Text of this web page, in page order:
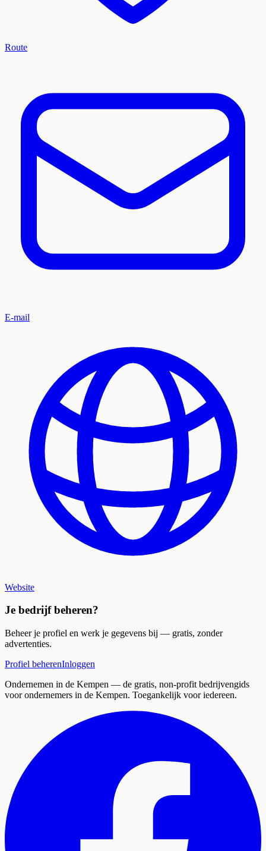
Route
E-mail
Website
Je bedrijf beheren?
Beheer je profiel en werk je gegevens bij — gratis, zonder
advertenties.
Profiel beherenInloggen
Ondernemen in de Kempen — de gratis, non-profit bedrijvengids
voor ondernemers in de Kempen. Toegankelijk voor iedereen.